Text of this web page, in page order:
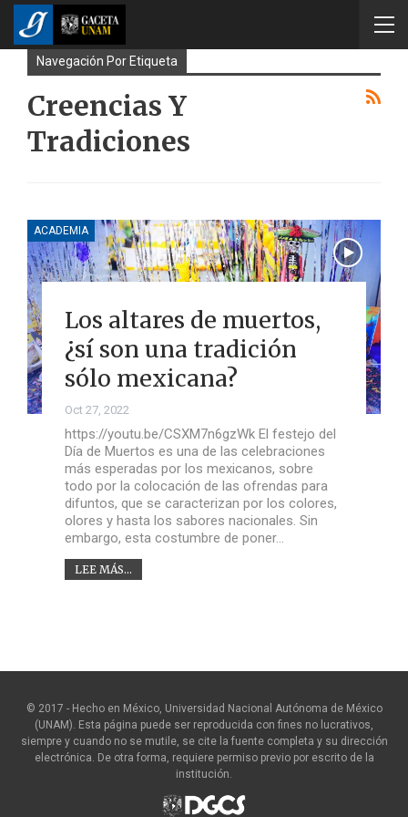
Navegación Por Etiqueta
Creencias Y
Tradiciones
ACADEMIA
Los altares de muertos,
¿sí son una tradición
sólo mexicana?
Oct 27, 2022
https://youtu.be/CSXM7n6gzWk El festejo del
Día de Muertos es una de las celebraciones
más esperadas por los mexicanos, sobre
todo por la colocación de las ofrendas para
difuntos, que se caracterizan por los colores,
olores y hasta los sabores nacionales. Sin
embargo, esta costumbre de poner…
LEE MÁS...
© 2017 - Hecho en México, Universidad Nacional Autónoma de México
(UNAM). Esta página puede ser reproducida con fines no lucrativos,
siempre y cuando no se mutile, se cite la fuente completa y su dirección
electrónica. De otra forma, requiere permiso previo por escrito de la
institución.